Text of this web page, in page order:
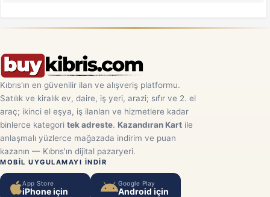
Kıbrıs'ın en güvenilir ilan ve alışveriş platformu.
Satılık ve kiralık ev, daire, iş yeri, arazi; sıfır ve 2. el
araç; ikinci el eşya, iş ilanları ve hizmetlere kadar
binlerce kategori tek adreste. Kazandıran Kart ile
anlaşmalı yüzlerce mağazada indirim ve puan
kazanın — Kıbrıs'ın dijital pazaryeri.
MOBIL UYGULAMAYI INDIR
App Store
iPhone için
Google Play
Android için